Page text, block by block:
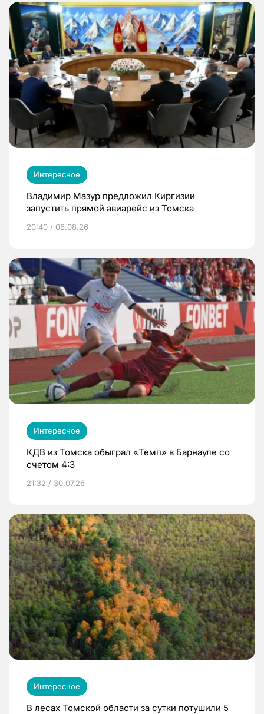
Интересное
Владимир Мазур предложил Киргизии
запустить прямой авиарейс из Томска
20:40 / 06.08.26
Интересное
КДВ из Томска обыграл «Темп» в Барнауле со
счетом 4:3
21:32 / 30.07.26
Интересное
В лесах Томской области за сутки потушили 5